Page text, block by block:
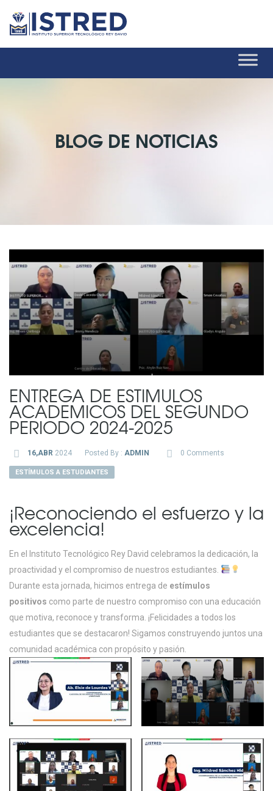
BLOG DE NOTICIAS
ENTREGA DE ESTIMULOS
ACADEMICOS DEL SEGUNDO
PERIODO 2024-2025
16,ABR 2024 Posted By : ADMIN 0 Comments
ESTÍMULOS A ESTUDIANTES
¡Reconociendo el esfuerzo y la
excelencia!
En el Instituto Tecnológico Rey David celebramos la dedicación, la
proactividad y el compromiso de nuestros estudiantes.
Durante esta jornada, hicimos entrega de estímulos
positivos como parte de nuestro compromiso con una educación
que motiva, reconoce y transforma. ¡Felicidades a todos los
estudiantes que se destacaron! Sigamos construyendo juntos una
comunidad académica con propósito y pasión.